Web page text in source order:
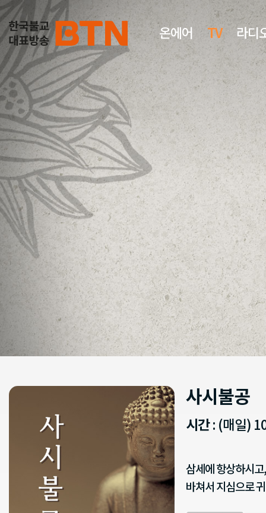
온에어 TV 라디
사시불공
시간: (매일)
삼세에 항상하시
바쳐서 지심으로